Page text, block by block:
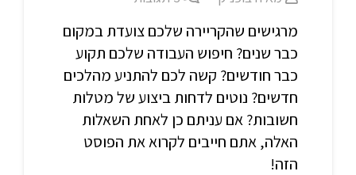
מרגישים שהקריירה שלכם צועדת במקום
כבר שנים? חיפוש העבודה שלכם תקוע
כבר חודשים? קשה לכם להתניע מהלכים
חדשים? נוטים לדחות ביצוע של מטלות
חשובות? אם עניתם כן לאחת השאלות
האלה, אתם חייבים לקרוא את הפוסט
הזה!